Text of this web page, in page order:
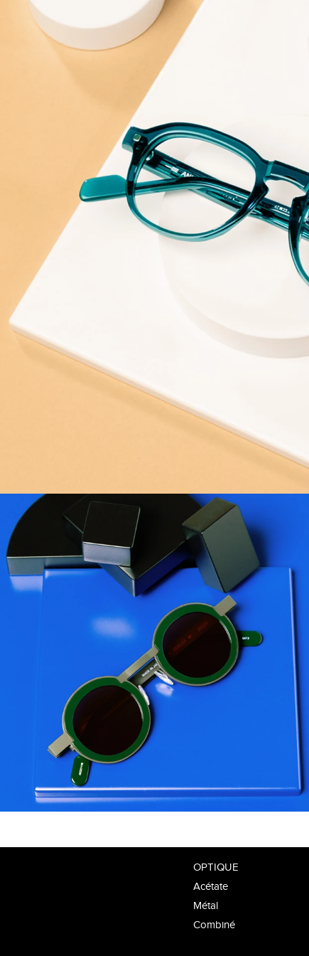
OPTIQUE
Acétate
Métal
Combiné